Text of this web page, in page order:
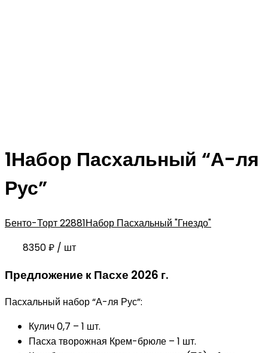
1Набор Пасхальный “А-ля
Рус”
Бенто-Торт 22881Набор Пасхальный "Гнездо"
8350₽ / шт
Предложение к Пасхе 2026 г.
Пасхальный набор “А-ля Рус”:
Кулич 0,7 – 1 шт.
Пасха творожная Крем-брюле – 1 шт.